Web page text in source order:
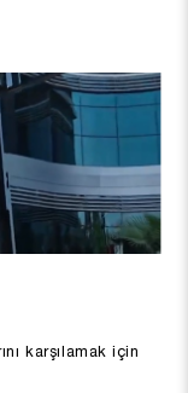
karşılamak için